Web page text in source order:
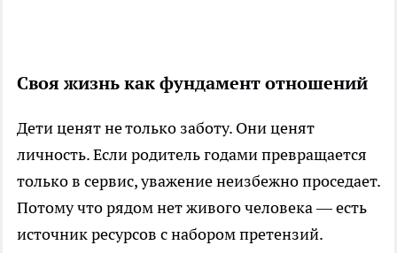
Своя жизнь как фундамент отношений
Дети ценят не только заботу. Они ценят
личность. Если родитель годами превращается
только в сервис, уважение неизбежно проседает.
Потому что рядом нет живого человека — есть
источник ресурсов с набором претензий.